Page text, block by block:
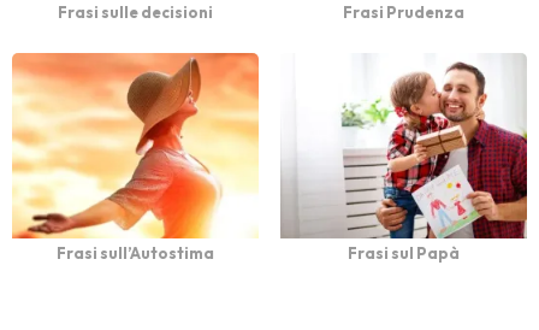
Frasi sulle decisioni Frasi Prudenza
Frasi sull’Autostima Frasi sul Papà